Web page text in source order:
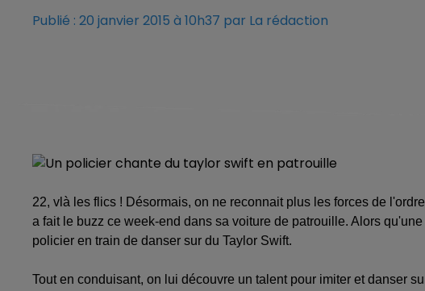
Publié : 20 janvier 2015 à 10h37 par La rédaction
22, vlà les flics ! Désormais, on ne reconnait plus les forces de
a fait le buzz ce week-end dans sa voiture de patrouille. Alors
policier en train de danser sur du Taylor Swift.
Tout en conduisant, on lui découvre un talent pour imiter et danser